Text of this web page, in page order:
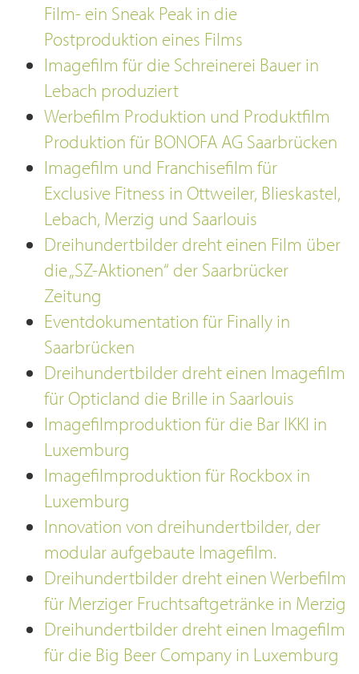
Film- ein Sneak Peak in die
Postproduktion eines Films
Imagefilm für die Schreinerei Bauer in
Lebach produziert
Werbefilm Produktion und Produktfilm
Produktion für BONOFA AG Saarbrücken
Imagefilm und Franchisefilm für
Exclusive Fitness in Ottweiler, Blieskastel,
Lebach, Merzig und Saarlouis
Dreihundertbilder dreht einen Film über
die „SZ-Aktionen“ der Saarbrücker
Zeitung
Eventdokumentation für Finally in
Saarbrücken
Dreihundertbilder dreht einen Imagefilm
für Opticland die Brille in Saarlouis
Imagefilmproduktion für die Bar IKKI in
Luxemburg
Imagefilmproduktion für Rockbox in
Luxemburg
Innovation von dreihundertbilder, der
modular aufgebaute Imagefilm.
Dreihundertbilder dreht einen Werbefilm
für Merziger Fruchtsaftgetränke in Merzig
Dreihundertbilder dreht einen Imagefilm
für die Big Beer Company in Luxemburg